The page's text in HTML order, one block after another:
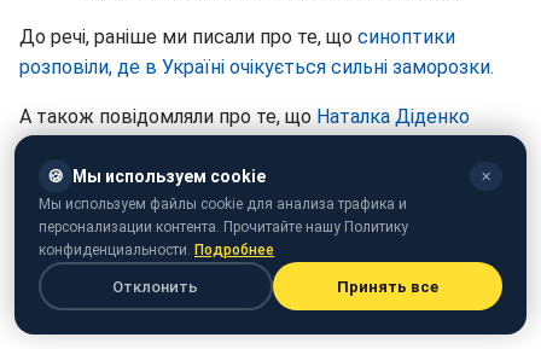
До речі, раніше ми писали про те, що синоптики
розповіли, де в Україні очікується сильні заморозки.
А також повідомляли про те, що Наталка Діденко
розповіла, коли в Україні очікується снігопад.
🍪 Мы используем cookie ✕
Мы используем файлы cookie для анализа трафика и
персонализации контента. Прочитайте нашу Политику
конфиденциальности. Подробнее
Отклонить Принять все